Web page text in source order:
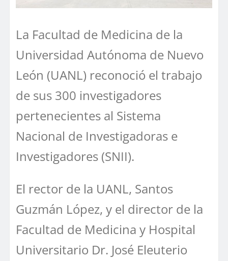
La Facultad de Medicina de la
Universidad Autónoma de Nuevo
León (UANL) reconoció el trabajo
de sus 300 investigadores
pertenecientes al Sistema
Nacional de Investigadoras e
Investigadores (SNII).
El rector de la UANL, Santos
Guzmán López, y el director de la
Facultad de Medicina y Hospital
Universitario Dr. José Eleuterio